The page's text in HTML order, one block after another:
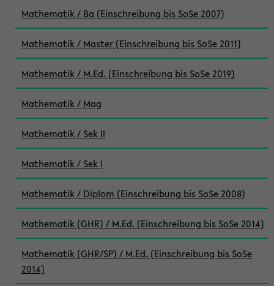
Mathematik / Ba (Einschreibung bis SoSe 2007)
Mathematik / Master (Einschreibung bis SoSe 2011)
Mathematik / M.Ed. (Einschreibung bis SoSe 2019)
Mathematik / Mag
Mathematik / Sek II
Mathematik / Sek I
Mathematik / Diplom (Einschreibung bis SoSe 2008)
Mathematik (GHR) / M.Ed. (Einschreibung bis SoSe 2014)
Mathematik (GHR/SP) / M.Ed. (Einschreibung bis SoSe
2014)